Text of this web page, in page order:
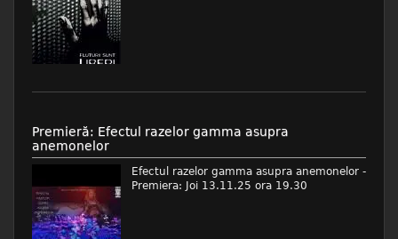
Premieră: Efectul razelor gamma asupra
anemonelor
Efectul razelor gamma asupra anemonelor -
Premiera: Joi 13.11.25 ora 19.30